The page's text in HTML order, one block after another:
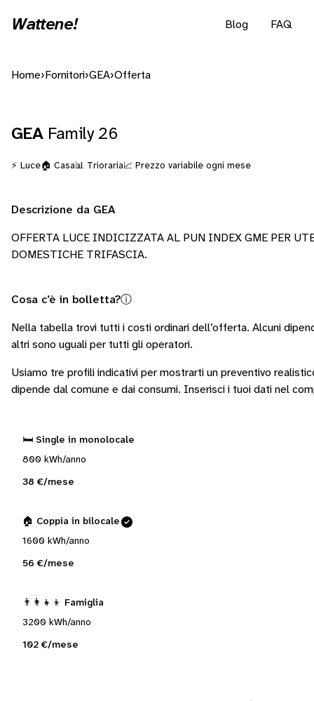
Wattene! Blog FAQ
Home› Fornitori›GEA›Offerta
GEA Family 26
⚡ Luce🏠 Casa📊 Trioraria📈 Prezzo variabile ogni mese
Descrizione da GEA
OFFERTA LUCE INDICIZZATA AL PUN INDEX GME PER
DOMESTICHE TRIFASCIA.
Cosa c’è in bolletta?ⓘ
Nella tabella trovi tutti i costi ordinari dell’offerta. Alcuni
altri sono uguali per tutti gli operatori.
Usiamo tre profili indicativi per mostrarti un preventivo
dipende dal comune e dai consumi. Inserisci i tuoi dati nel
🛏️ Single in monolocale
800 kWh/anno
38 €/mese
🏠 Coppia in bilocale
1600 kWh/anno
56 €/mese
👨‍👩‍👧‍👦 Famiglia
3200 kWh/anno
102 €/mese